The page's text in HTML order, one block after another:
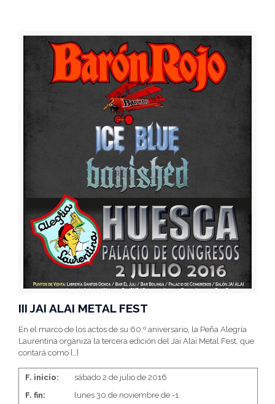
III JAI ALAI METAL FEST
En el marco de los actos de su 60.º aniversario, la Peña Alegría
Laurentina organiza la tercera edición del Jai Alai Metal Fest, que
contará como […]
F. inicio:
sábado 2 de julio de 2016
F. fin:
lunes 30 de noviembre de -1